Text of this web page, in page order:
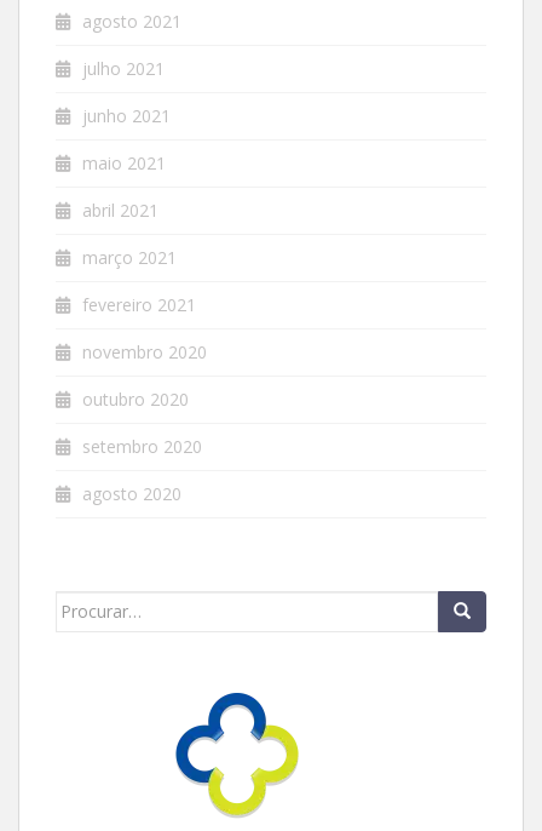
agosto 2021
julho 2021
junho 2021
maio 2021
abril 2021
março 2021
fevereiro 2021
novembro 2020
outubro 2020
setembro 2020
agosto 2020